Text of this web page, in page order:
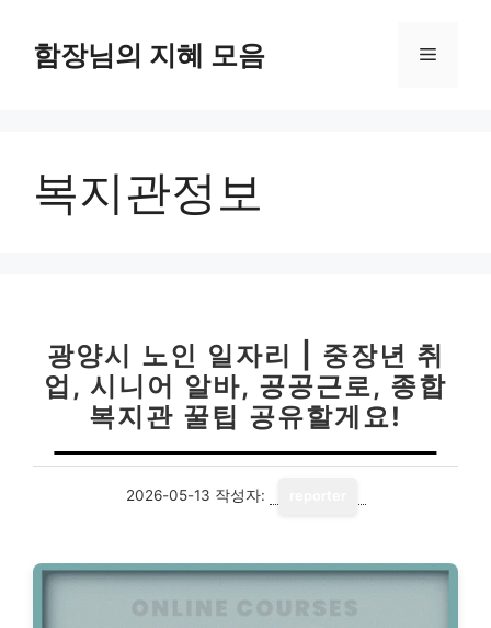
함장님의 지혜 모음 메
복지관정보
광양시 노인 일자리 | 중장년 취
업, 시니어 알바, 공공근로, 종합
복지관 꿀팁 공유할게요!
2026-05-13 작성자: